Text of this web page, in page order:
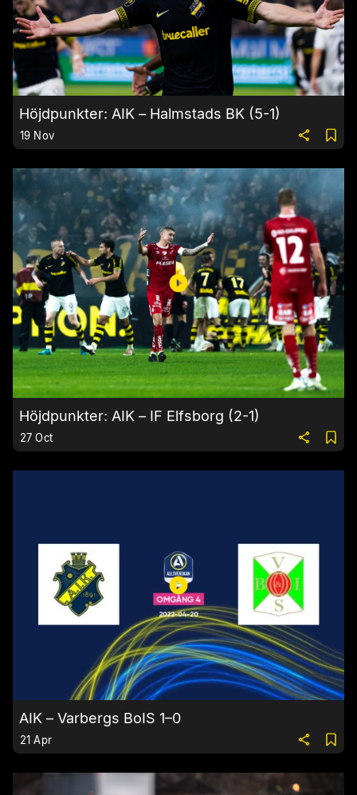
Höjdpunkter: AIK – Halmstads BK (5-1)
19 Nov
Höjdpunkter: AIK – IF Elfsborg (2-1)
27 Oct
AIK – Varbergs BoIS 1–0
21 Apr